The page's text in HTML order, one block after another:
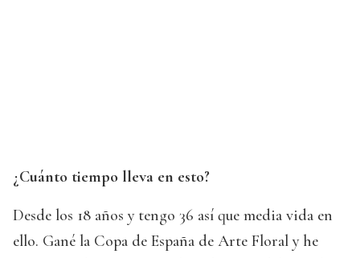
¿Cuánto tiempo lleva en esto?
Desde los 18 años y tengo 36 así que media vida en
ello. Gané la Copa de España de Arte Floral y he